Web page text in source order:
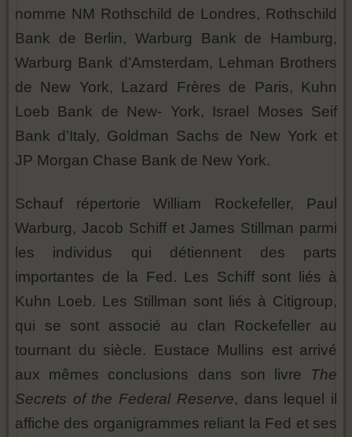
nomme NM Rothschild de Londres, Rothschild
Bank de Berlin, Warburg Bank de Hamburg,
Warburg Bank d’Amsterdam, Lehman Brothers
de New York, Lazard Frères de Paris, Kuhn
Loeb Bank de New- York, Israel Moses Seif
Bank d’Italy, Goldman Sachs de New York et
JP Morgan Chase Bank de New York.
Schauf répertorie William Rockefeller, Paul
Warburg, Jacob Schiff et James Stillman parmi
les individus qui détiennent des parts
importantes de la Fed. Les Schiff sont liés à
Kuhn Loeb. Les Stillman sont liés à Citigroup,
qui se sont associé au clan Rockefeller au
tournant du siècle. Eustace Mullins est arrivé
aux mêmes conclusions dans son livre The
Secrets of the Federal Reserve, dans lequel il
affiche des organigrammes reliant la Fed et ses